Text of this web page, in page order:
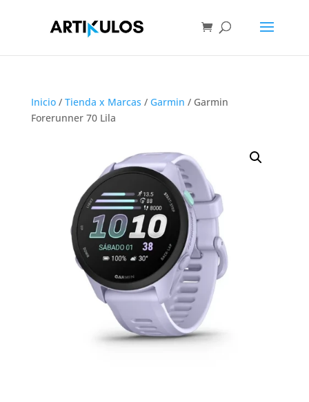
Inicio/ Tienda x Marcas / Garmin / Garmin
Forerunner 70 Lila